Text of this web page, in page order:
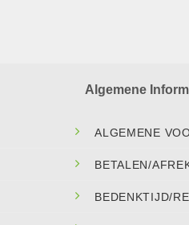
Algemene
ALGEMENE
BETALEN/
BEDENKTIJD/